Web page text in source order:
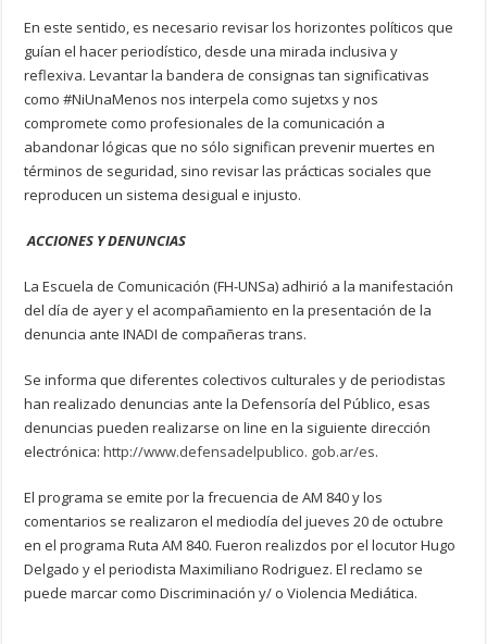
En este sentido, es necesario revisar los horizontes políticos que
guían el hacer periodístico, desde una mirada inclusiva y
reflexiva. Levantar la bandera de consignas tan significativas
como #NiUnaMenos nos interpela como sujetxs y nos
compromete como profesionales de la comunicación a
abandonar lógicas que no sólo significan prevenir muertes en
términos de seguridad, sino revisar las prácticas sociales que
reproducen un sistema desigual e injusto.
ACCIONES Y DENUNCIAS
La Escuela de Comunicación (FH-UNSa) adhirió a la manifestación
del día de ayer y el acompañamiento en la presentación de la
denuncia ante INADI de compañeras trans.
Se informa que diferentes colectivos culturales y de periodistas
han realizado denuncias ante la Defensoría del Público, esas
denuncias pueden realizarse on line en la siguiente dirección
electrónica:http://www.defensadelpublico. gob.ar/es.
El programa se emite por la frecuencia de AM 840 y los
comentarios se realizaron el mediodía del jueves 20 de octubre
en el programa Ruta AM 840. Fueron realizdos por el locutor Hugo
Delgado y el periodista Maximiliano Rodriguez. El reclamo se
puede marcar como Discriminación y/ o Violencia Mediática.